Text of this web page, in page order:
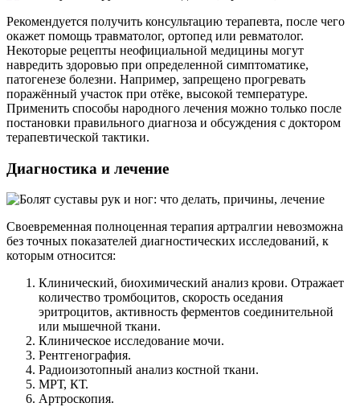
Рекомендуется получить консультацию терапевта, после чего
окажет помощь травматолог, ортопед или ревматолог.
Некоторые рецепты неофициальной медицины могут
навредить здоровью при определенной симптоматике,
патогенезе болезни. Например, запрещено прогревать
поражённый участок при отёке, высокой температуре.
Применить способы народного лечения можно только после
постановки правильного диагноза и обсуждения с доктором
терапевтической тактики.
Диагностика и лечение
Своевременная полноценная терапия артралгии невозможна
без точных показателей диагностических исследований, к
которым относится:
Клинический, биохимический анализ крови. Отражает
количество тромбоцитов, скорость оседания
эритроцитов, активность ферментов соединительной
или мышечной ткани.
Клиническое исследование мочи.
Рентгенография.
Радиоизотопный анализ костной ткани.
МРТ, КТ.
Артроскопия.